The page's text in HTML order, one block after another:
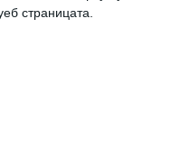
страницата.